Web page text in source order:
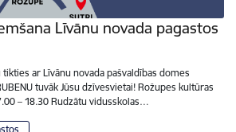
Līvānu novada pagastos
ar Līvānu novada pašvaldības domes
tuvāk Jūsu dzīvesvietai! Rožupes kultūras
– 18.30 Rudzātu vidusskolas…